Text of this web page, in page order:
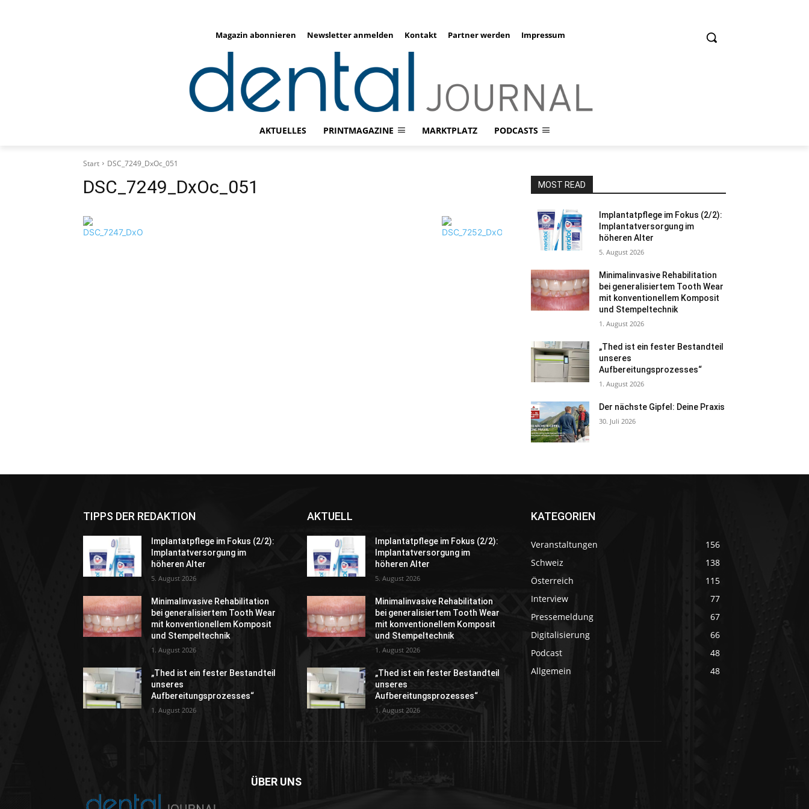
Magazin abonnieren Newsletter anmelden Kontakt Partner werden Impressum
AKTUELLES PRINTMAGAZINE MARKTPLATZ PODCASTS
Start DSC_7249_DxOc_051
DSC_7249_DxOc_051 MOST READ
Implantatpflege im Fokus (2/2):
Implantatversorgung im
höheren Alter
5. August 2026
Minimalinvasive Rehabilitation
bei generalisiertem Tooth Wear
mit konventionellem Komposit
und Stempeltechnik
1. August 2026
„Thed ist ein fester Bestandteil
unseres
Aufbereitungsprozesses“
1. August 2026
Der nächste Gipfel: Deine Praxis
30. Juli 2026
TIPPS DER REDAKTION
Implantatpflege im Fokus (2/2):
Implantatversorgung im
höheren Alter
5. August 2026
Minimalinvasive Rehabilitation
bei generalisiertem Tooth Wear
mit konventionellem Komposit
und Stempeltechnik
1. August 2026
„Thed ist ein fester Bestandteil
unseres
Aufbereitungsprozesses“
1. August 2026
AKTUELL
Implantatpflege im Fokus (2/2):
Implantatversorgung im
höheren Alter
5. August 2026
Minimalinvasive Rehabilitation
bei generalisiertem Tooth Wear
mit konventionellem Komposit
und Stempeltechnik
1. August 2026
„Thed ist ein fester Bestandteil
unseres
Aufbereitungsprozesses“
1. August 2026
KATEGORIEN
Veranstaltungen
156
Schweiz
138
Österreich
115
Interview
77
Pressemeldung
67
Digitalisierung
66
Podcast
48
Allgemein
48
ÜBER UNS